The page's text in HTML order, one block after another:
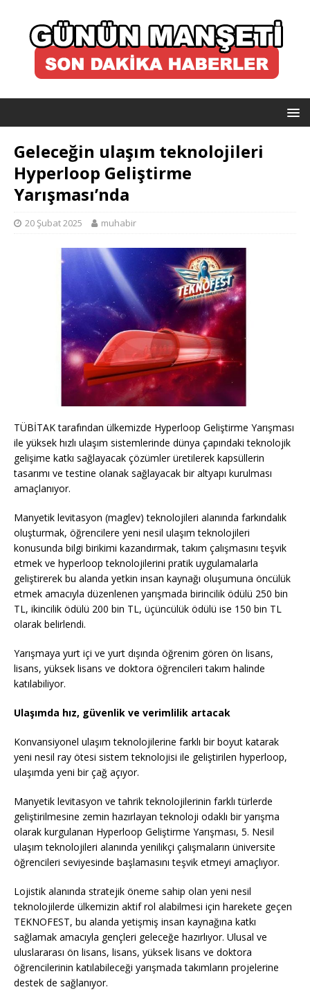
Geleceğin ulaşım teknolojileri
Hyperloop Geliştirme
Yarışması’nda
20 Şubat 2025 muhabir
TÜBİTAK tarafından ülkemizde Hyperloop Geliştirme Yarışması
ile yüksek hızlı ulaşım sistemlerinde dünya çapındaki teknolojik
gelişime katkı sağlayacak çözümler üretilerek kapsüllerin
tasarımı ve testine olanak sağlayacak bir altyapı kurulması
amaçlanıyor.
Manyetik levitasyon (maglev) teknolojileri alanında farkındalık
oluşturmak, öğrencilere yeni nesil ulaşım teknolojileri
konusunda bilgi birikimi kazandırmak, takım çalışmasını teşvik
etmek ve hyperloop teknolojilerini pratik uygulamalarla
geliştirerek bu alanda yetkin insan kaynağı oluşumuna öncülük
etmek amacıyla düzenlenen yarışmada birincilik ödülü 250 bin
TL, ikincilik ödülü 200 bin TL, üçüncülük ödülü ise 150 bin TL
olarak belirlendi.
Yarışmaya yurt içi ve yurt dışında öğrenim gören ön lisans,
lisans, yüksek lisans ve doktora öğrencileri takım halinde
katılabiliyor.
Ulaşımda hız, güvenlik ve verimlilik artacak
Konvansiyonel ulaşım teknolojilerine farklı bir boyut katarak
yeni nesil ray ötesi sistem teknolojisi ile geliştirilen hyperloop,
ulaşımda yeni bir çağ açıyor.
Manyetik levitasyon ve tahrik teknolojilerinin farklı türlerde
geliştirilmesine zemin hazırlayan teknoloji odaklı bir yarışma
olarak kurgulanan Hyperloop Geliştirme Yarışması, 5. Nesil
ulaşım teknolojileri alanında yenilikçi çalışmaların üniversite
öğrencileri seviyesinde başlamasını teşvik etmeyi amaçlıyor.
Lojistik alanında stratejik öneme sahip olan yeni nesil
teknolojilerde ülkemizin aktif rol alabilmesi için harekete geçen
TEKNOFEST, bu alanda yetişmiş insan kaynağına katkı
sağlamak amacıyla gençleri geleceğe hazırlıyor. Ulusal ve
uluslararası ön lisans, lisans, yüksek lisans ve doktora
öğrencilerinin katılabileceği yarışmada takımların projelerine
destek de sağlanıyor.